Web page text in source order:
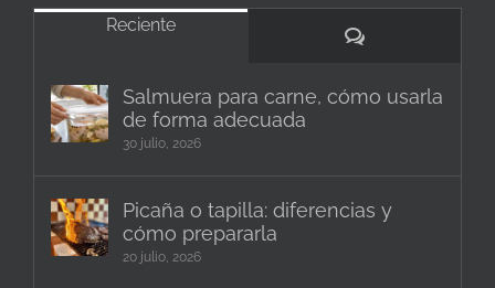
Reciente
Comentarios
Salmuera para carne, cómo usarla
de forma adecuada
30 julio, 2026
Picaña o tapilla: diferencias y
cómo prepararla
20 julio, 2026